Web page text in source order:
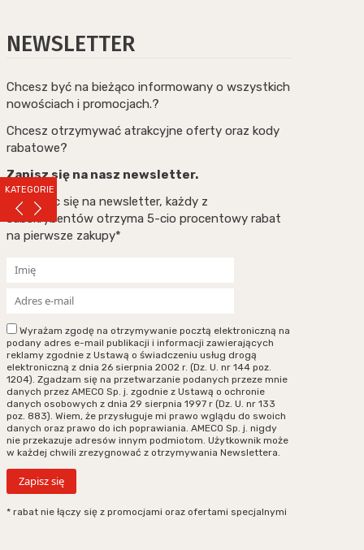
KATEGORIE
NEWSLETTER
Chcesz być na bieżąco informowany o wszystkich
nowościach i promocjach.?
Chcesz otrzymywać atrakcyjne oferty oraz kody
rabatowe?
Zapisz się na nasz newsletter.
Zapisując się na newsletter, każdy z
subskrybentów otrzyma 5-cio procentowy rabat
na pierwsze zakupy*
Wyrażam zgodę na otrzymywanie pocztą elektroniczną na
podany adres e-mail publikacji i informacji zawierających
reklamy zgodnie z Ustawą o świadczeniu usług drogą
elektroniczną z dnia 26 sierpnia 2002 r. (Dz. U. nr 144 poz.
1204). Zgadzam się na przetwarzanie podanych przeze mnie
danych przez AMECO Sp. j. zgodnie z Ustawą o ochronie
danych osobowych z dnia 29 sierpnia 1997 r (Dz. U. nr 133
poz. 883). Wiem, że przysługuje mi prawo wglądu do swoich
danych oraz prawo do ich poprawiania. AMECO Sp. j. nigdy
nie przekazuje adresów innym podmiotom. Użytkownik może
w każdej chwili zrezygnować z otrzymywania Newslettera.
* rabat nie łączy się z promocjami oraz ofertami specjalnymi